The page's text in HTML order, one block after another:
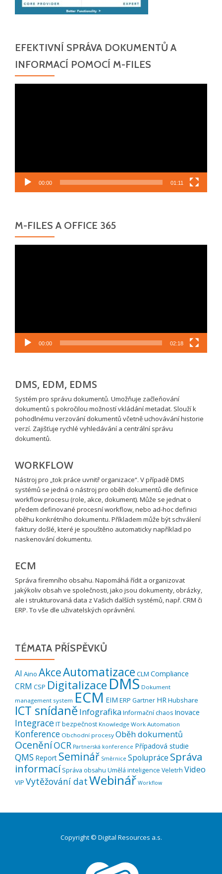
EFEKTIVNÍ SPRÁVA DOKUMENTŮ A
INFORMACÍ POMOCÍ M-FILES
00:00 01:11
M-FILES A OFFICE 365
00:00 02:18
DMS, EDM, EDMS
Systém pro správu dokumentů. Umožňuje začleňování
dokumentů s pokročilou možností vkládání metadat. Slouží k
pohodlnému verzování dokumentů včetně uchovávání historie
verzí. Zajišťuje rychlé vyhledávání a centrální správu
dokumentů.
WORKFLOW
Nástroj pro „tok práce uvnitř organizace“. V případě DMS
systémů se jedná o nástroj pro oběh dokumentů dle definice
workflow procesu (role, akce, dokument). Může se jednat o
předem definované procesní workflow, nebo ad-hoc definici
oběhu konkrétního dokumentu. Příkladem může být schválení
faktury došlé, které je spouštěno automaticky například po
naskenování dokumentu.
ECM
Správa firemního obsahu. Napomáhá řídit a organizovat
jakýkoliv obsah ve společnosti, jako jsou dokumenty, obrázky,
ale i strukturovaná data z Vašich dalších systémů, např. CRM či
ERP. To vše dle uživatelských oprávnění.
TÉMATA PŘÍSPĚVKŮ
AI Aino AkceAutomatizace CLM Compliance
CRM CSP Digitalizace DMS Dokument
management system ECM EIM ERP Gartner HR Hubshare
ICT snídaně InfografikaInformační chaos Inovace
IntegraceIT bezpečnost Knowledge Work Automation
Konference Obchodní procesy Oběh dokumentů
OceněníOCR Partnerská konference Případová studie
QMS Report Seminář Směrnice Spolupráce Správa
informací Správa obsahu Umělá inteligence Veletrh Video
VIP Vytěžování datWebinář Workflow
Copyright © Digital Resources a.s.